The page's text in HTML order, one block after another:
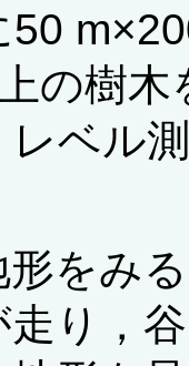
の樹
レベル
をみ
り，